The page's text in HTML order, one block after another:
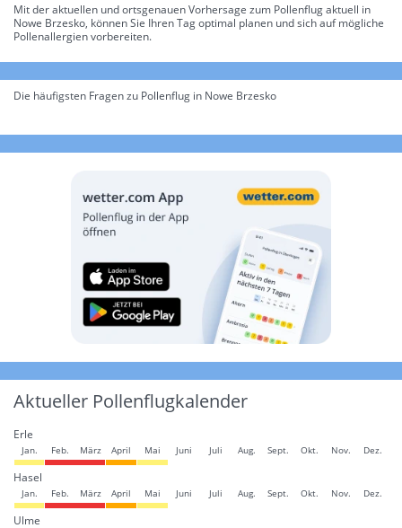
Mit der aktuellen und ortsgenauen Vorhersage zum Pollenflug aktuell in
Nowe Brzesko, können Sie Ihren Tag optimal planen und sich auf mögliche
Pollenallergien vorbereiten.
Die häufigsten Fragen zu Pollenflug in Nowe Brzesko
Aktueller Pollenflugkalender
Erle
Jan. Feb. März April Mai Juni Juli Aug. Sept. Okt. Nov. Dez.
Hasel
Jan. Feb. März April Mai Juni Juli Aug. Sept. Okt. Nov. Dez.
Ulme